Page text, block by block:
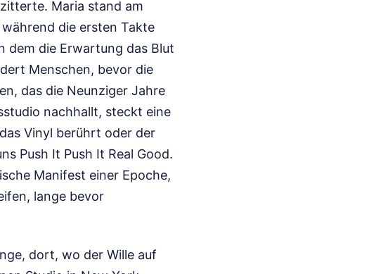
Maria stand am
die ersten Takte
dem die Erwartung das Blut
Menschen, bevor die
das die Neunziger Jahre
nachhallt, steckt eine
Vinyl berührt oder der
Push It Push It Real Good.
Manifest einer Epoche,
lange bevor
dort, wo der Wille auf